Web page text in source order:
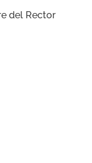
del Rector